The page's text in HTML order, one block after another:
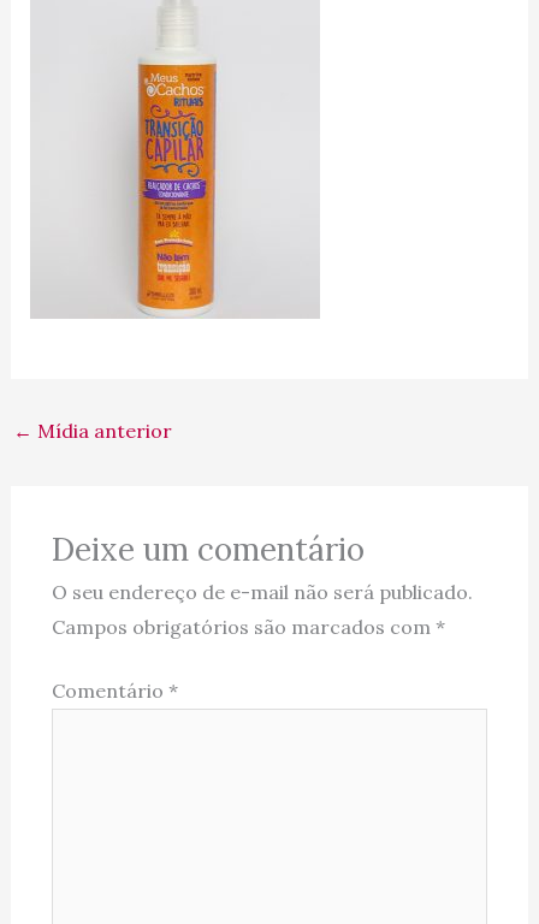
← Mídia anterior
Deixe um comentário
O seu endereço de e-mail não será publicado.
Campos obrigatórios são marcados com *
Comentário *